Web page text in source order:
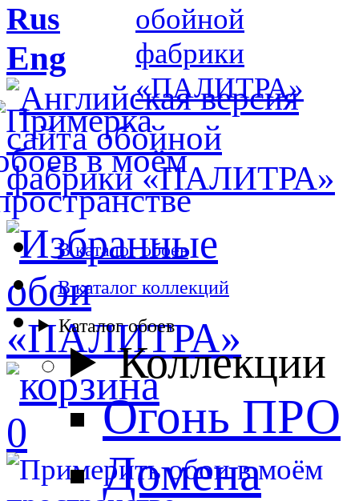
0
Rus
Eng
В каталог обоев
В каталог коллекций
Каталог обоев
Коллекции
Огонь ПРО
Домена